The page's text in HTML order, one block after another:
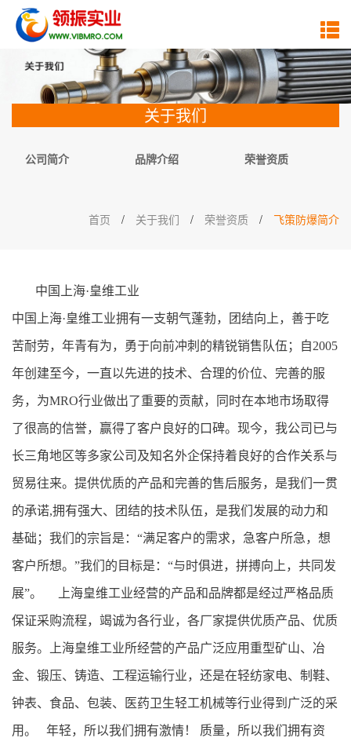
关于我们
公司简介 品牌介绍 荣誉资质
首页 / 关于我们 / 荣誉资质 / 飞策防爆简介
中国上海·皇维工业
中国上海·皇维工业拥有一支朝气蓬勃，团结向上，善于吃
苦耐劳，年青有为，勇于向前冲刺的精锐销售队伍；自2005
年创建至今，一直以先进的技术、合理的价位、完善的服
务，为MRO行业做出了重要的贡献，同时在本地市场取得
了很高的信誉，赢得了客户良好的口碑。现今，我公司已与
长三角地区等多家公司及知名外企保持着良好的合作关系与
贸易往来。提供优质的产品和完善的售后服务，是我们一贯
的承诺,拥有强大、团结的技术队伍，是我们发展的动力和
基础；我们的宗旨是：“满足客户的需求，急客户所急，想
客户所想。”我们的目标是：“与时俱进，拼搏向上，共同发
展”。 上海皇维工业经营的产品和品牌都是经过严格品质
保证采购流程，竭诚为各行业，各厂家提供优质产品、优质
服务。上海皇维工业所经营的产品广泛应用重型矿山、冶
金、锻压、铸造、工程运输行业，还是在轻纺家电、制鞋、
钟表、食品、包装、医药卫生轻工机械等行业得到广泛的采
用。 年轻，所以我们拥有激情！ 质量，所以我们拥有资